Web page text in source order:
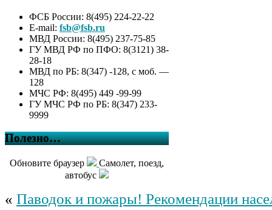
ФСБ России: 8(495) 224-22-22
E-mail: fsb@fsb.ru
МВД России: 8(495) 237-75-85
ГУ МВД РФ по ПФО: 8(3121) 38-
28-18
МВД по РБ: 8(347) -128, с моб. —
128
МЧС РФ: 8(495) 449 -99-99
ГУ МЧС РФ по РБ: 8(347) 233-
9999
Полезно…
Обновите браузер
Самолет, поезд,
автобус
« Паводок и пожары! Рекомендации